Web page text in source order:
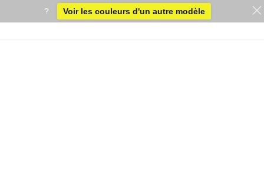
? Voir les couleurs d'un autre modèle